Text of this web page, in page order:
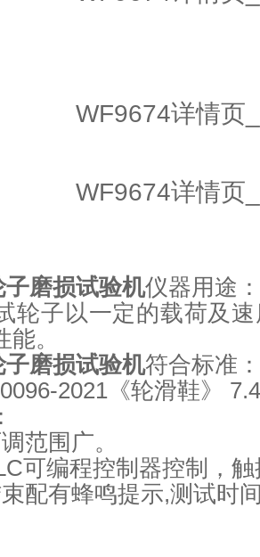
子磨损试验机仪器用途：
轮子以一定的载荷及
能。
子磨损试验机符合标准：
6-2021《轮滑鞋》
：
范围广。
可编程控制器控制，
配有蜂鸣提示,测试时